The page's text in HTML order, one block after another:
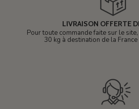
LIVRAISON OFFERTE
Pour toute commande faite sur le
30 kg à destination de la